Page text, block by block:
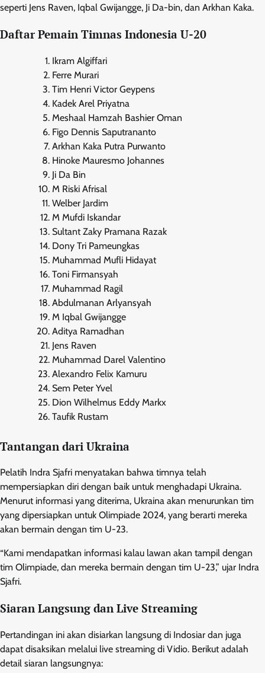
seperti Jens Raven, Iqbal Gwijangge, Ji Da-bin, dan Arkhan Kaka.
Daftar Pemain Timnas Indonesia U-20
Ikram Algiffari
Ferre Murari
Tim Henri Victor Geypens
Kadek Arel Priyatna
Meshaal Hamzah Bashier Oman
Figo Dennis Saputrananto
Arkhan Kaka Putra Purwanto
Hinoke Mauresmo Johannes
Ji Da Bin
M Riski Afrisal
Welber Jardim
M Mufdi Iskandar
Sultant Zaky Pramana Razak
Dony Tri Pameungkas
Muhammad Mufli Hidayat
Toni Firmansyah
Muhammad Ragil
Abdulmanan Arlyansyah
M Iqbal Gwijangge
Aditya Ramadhan
Jens Raven
Muhammad Darel Valentino
Alexandro Felix Kamuru
Sem Peter Yvel
Dion Wilhelmus Eddy Markx
Taufik Rustam
Tantangan dari Ukraina
Pelatih Indra Sjafri menyatakan bahwa timnya telah
mempersiapkan diri dengan baik untuk menghadapi Ukraina.
Menurut informasi yang diterima, Ukraina akan menurunkan tim
yang dipersiapkan untuk Olimpiade 2024, yang berarti mereka
akan bermain dengan tim U-23.
“Kami mendapatkan informasi kalau lawan akan tampil dengan
tim Olimpiade, dan mereka bermain dengan tim U-23,” ujar Indra
Sjafri.
Siaran Langsung dan Live Streaming
Pertandingan ini akan disiarkan langsung di Indosiar dan juga
dapat disaksikan melalui live streaming di Vidio. Berikut adalah
detail siaran langsungnya: